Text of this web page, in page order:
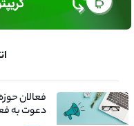
فعالان
دعوت به